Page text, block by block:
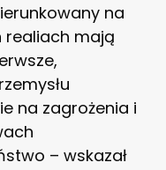
na
realiach mają
na zagrożenia i
– wskazał